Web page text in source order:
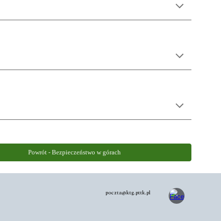
Powrót - Bezpieczeństwo w górach
poczta@ktg.pttk.pl